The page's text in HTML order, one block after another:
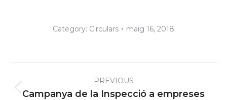
Category: Circulars maig 16, 2018
navigationPREVIOUS
Previous
Campanya de la Inspecció a empreses